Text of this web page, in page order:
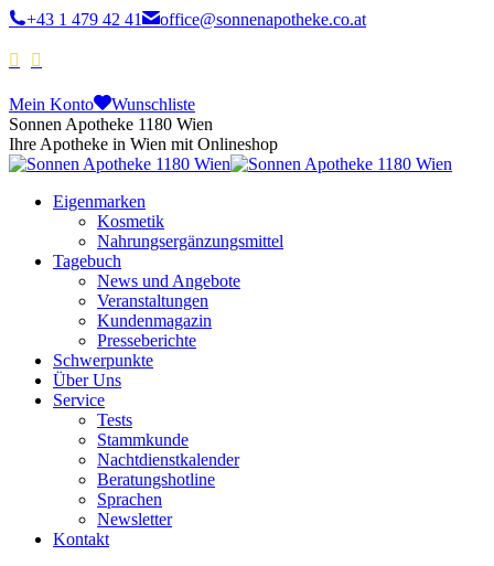
+43 1 479 42 41 office@sonnenapotheke.co.at
Mein Konto
Wunschliste
Sonnen Apotheke 1180 Wien
Ihre Apotheke in Wien mit Onlineshop
Eigenmarken
Kosmetik
Nahrungsergänzungsmittel
Tagebuch
News und Angebote
Veranstaltungen
Kundenmagazin
Presseberichte
Schwerpunkte
Über Uns
Service
Tests
Stammkunde
Nachtdienstkalender
Beratungshotline
Sprachen
Newsletter
Kontakt